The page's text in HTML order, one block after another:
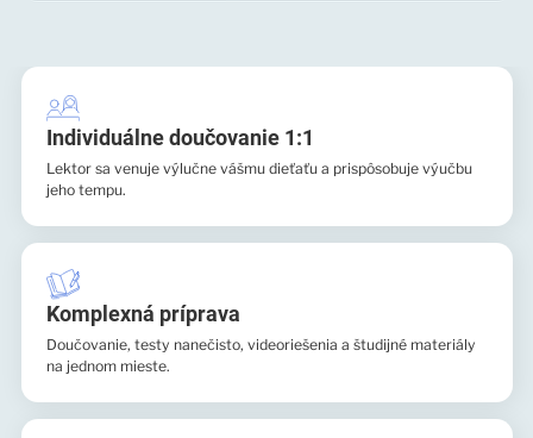
Individuálne doučovanie 1:1
Lektor sa venuje výlučne vášmu dieťaťu a prispôsobuje výučbu
jeho tempu.
Komplexná príprava
Doučovanie, testy nanečisto, videoriešenia a študijné materiály
na jednom mieste.